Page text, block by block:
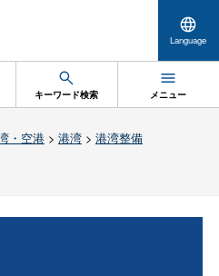
Language
キーワード検索 メニュー
・空港> 港湾> 港湾整備